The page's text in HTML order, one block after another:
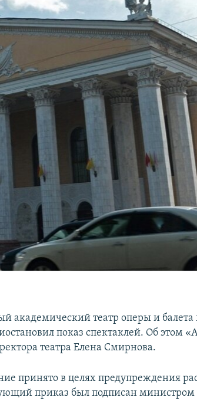
академический театр оперы и
показ спектаклей. Об этом
театра Елена Смирнова.
принято в целях предупреждения
приказ был подписан министром